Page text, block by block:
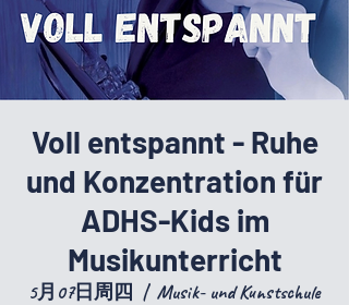
Voll entspannt - Ruhe
und Konzentration für
ADHS-Kids im
Musikunterricht
5月07日周四
  |
Musik- und Kunstschule